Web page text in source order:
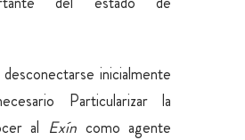
inicialmente
Particularizar la
al Exín como agente